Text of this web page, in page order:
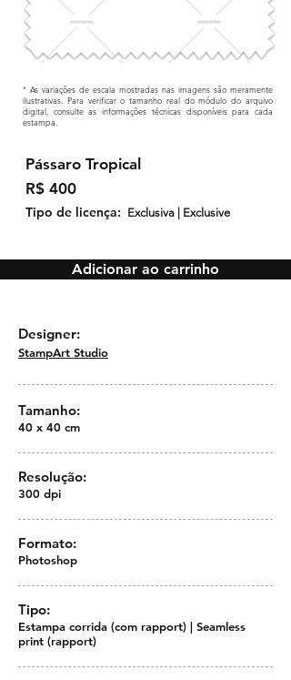
* As variações de escala mostradas nas imagens são meramente
ilustrativas. Para verificar o tamanho real do módulo do arquivo
digital, consulte as informações técnicas disponíveis para cada
estampa.
Pássaro Tropical
R$ 400
Tipo de licença: Exclusiva | Exclusive
Adicionar ao carrinho
Designer:
StampArt Studio
Tamanho:
40 x 40 cm
Resolução:
300 dpi
Formato:
Photoshop
Tipo:
Estampa corrida (com rapport) | Seamless
print (rapport)